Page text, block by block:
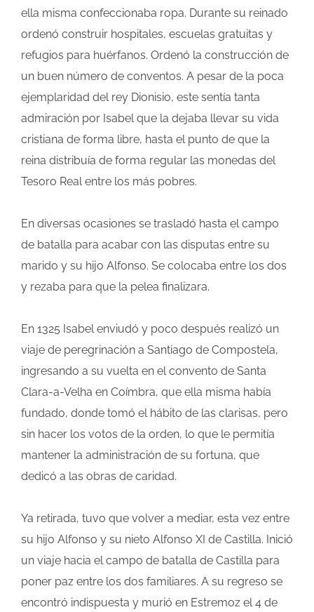
ella misma confeccionaba ropa. Durante su reinado
ordenó construir hospitales, escuelas gratuitas y
refugios para huérfanos. Ordenó la construcción de
un buen número de conventos. A pesar de la poca
ejemplaridad del rey Dionisio, este sentía tanta
admiración por Isabel que la dejaba llevar su vida
cristiana de forma libre, hasta el punto de que la
reina distribuía de forma regular las monedas del
Tesoro Real entre los más pobres.
En diversas ocasiones se trasladó hasta el campo
de batalla para acabar con las disputas entre su
marido y su hijo Alfonso. Se colocaba entre los dos
y rezaba para que la pelea finalizara.
En 1325 Isabel enviudó y poco después realizó un
viaje de peregrinación a Santiago de Compostela,
ingresando a su vuelta en el convento de Santa
Clara-a-Velha en Coímbra, que ella misma había
fundado, donde tomó el hábito de las clarisas, pero
sin hacer los votos de la orden, lo que le permitía
mantener la administración de su fortuna, que
dedicó a las obras de caridad.
Ya retirada, tuvo que volver a mediar, esta vez entre
su hijo Alfonso y su nieto Alfonso XI de Castilla. Inició
un viaje hacia el campo de batalla de Castilla para
poner paz entre los dos familiares. A su regreso se
encontró indispuesta y murió en Estremoz el 4 de